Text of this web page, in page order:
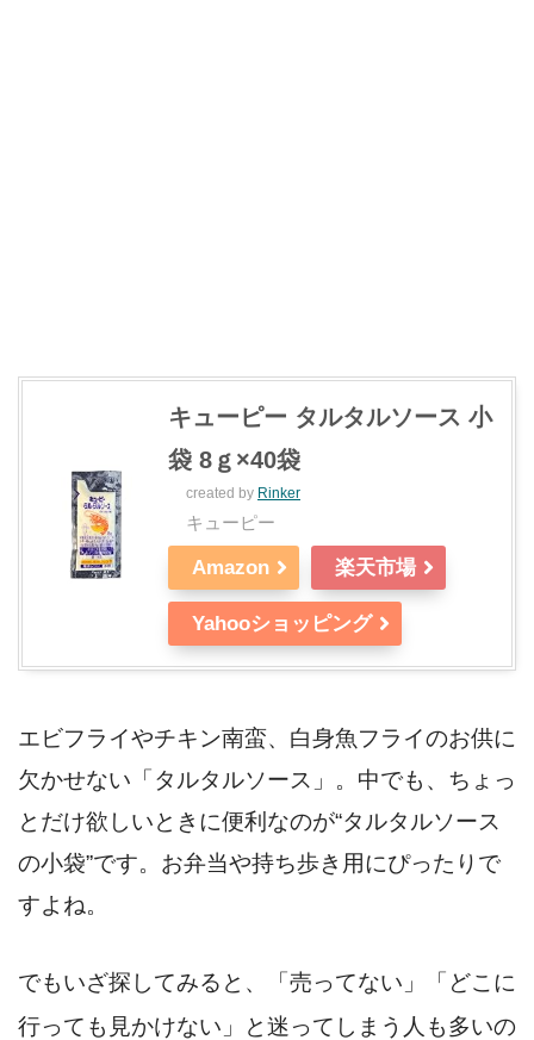
キューピー タルタルソース 小
袋 8ｇ×40袋
created by Rinker
キューピー
Amazon 楽天市場
Yahooショッピング
エビフライやチキン南蛮、白身魚フライのお供に
欠かせない「タルタルソース」。中でも、ちょっ
とだけ欲しいときに便利なのが“タルタルソース
の小袋”です。お弁当や持ち歩き用にぴったりで
すよね。
でもいざ探してみると、「売ってない」「どこに
行っても見かけない」と迷ってしまう人も多いの